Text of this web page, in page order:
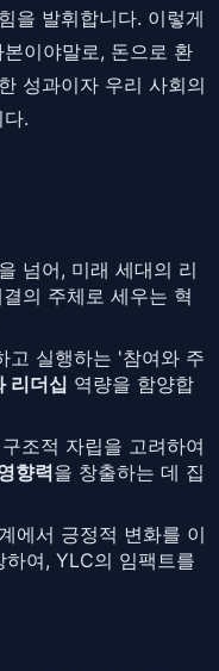
을 발휘합니다. 이렇게
이야말로, 돈으로 환
성과이자 우리 사회의
.
넘어, 미래 세대의 리
의 주체로 세우는 혁
고 실행하는 '참여와 주
리더십 역량을 함양합
조적 자립을 고려하여
향력을 창출하는 데 집
에서 긍정적 변화를 이
여, YLC의 임팩트를